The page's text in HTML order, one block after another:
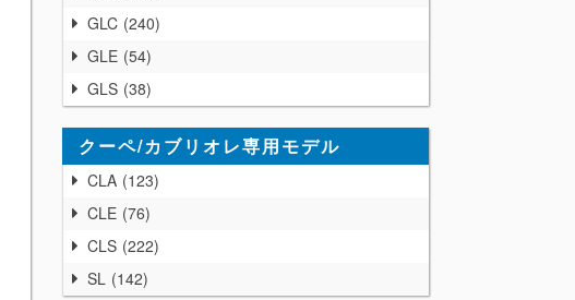
GLC 240
GLE 54
GLS 38
クーペ/カブリオレ専用モデル
CLA 123
CLE 76
CLS 222
SL 142